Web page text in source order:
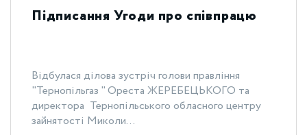
Підписання Угоди про співпрацю
Відбулася ділова зустріч голови правління
"Тернопільгаз " Ореста ЖЕРЕБЕЦЬКОГО та
директора Тернопільського обласного центру
зайнятості Миколи...